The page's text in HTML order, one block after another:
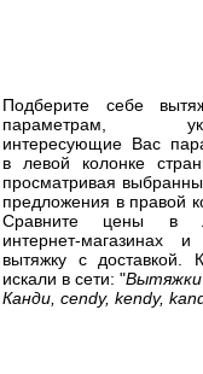
Подберите себе
параметрам,
интересующие Вас
в левой колонке
просматривая
предложения в правой
Сравните цены в
интернет-магазинах и
вытяжку с доставкой.
искали в сети: "Вытяжки
Канди, cendy, kendy,